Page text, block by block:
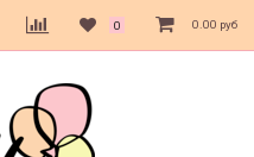
0 0.00 руб